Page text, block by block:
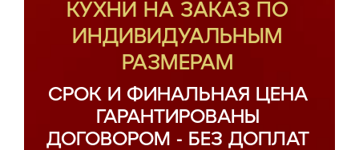
КУХНИ НА ЗАКАЗ ПО
ИНДИВИДУАЛЬНЫМ
РАЗМЕРАМ
СРОК И ФИНАЛЬНАЯ ЦЕНА
ГАРАНТИРОВАНЫ
ДОГОВОРОМ - БЕЗ ДОПЛАТ